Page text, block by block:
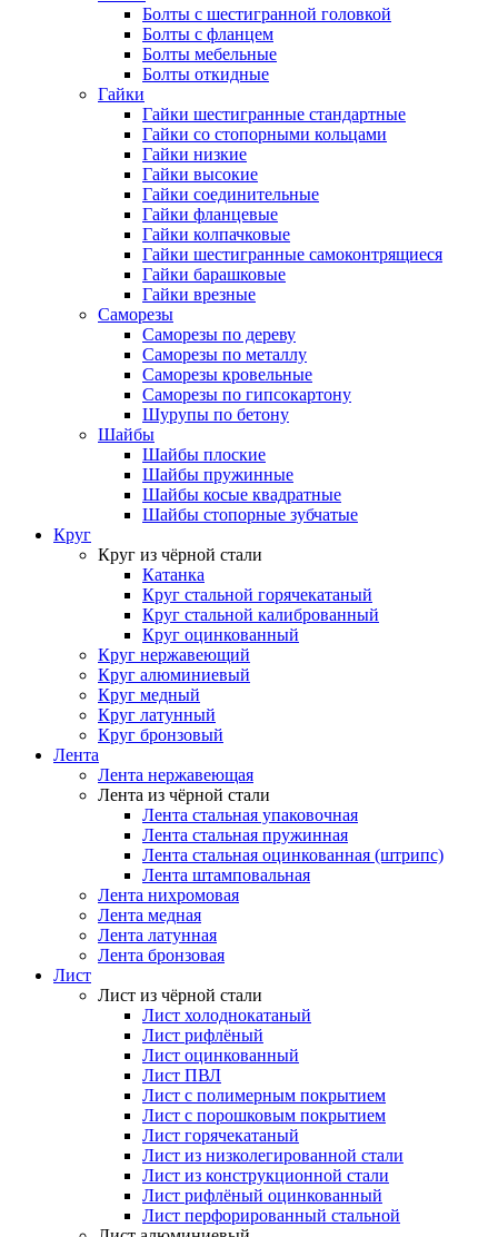
Болты с шестигранной головкой
Болты с фланцем
Болты мебельные
Болты откидные
Гайки
Гайки шестигранные стандартные
Гайки со стопорными кольцами
Гайки низкие
Гайки высокие
Гайки соединительные
Гайки фланцевые
Гайки колпачковые
Гайки шестигранные самоконтрящиеся
Гайки барашковые
Гайки врезные
Саморезы
Саморезы по дереву
Саморезы по металлу
Саморезы кровельные
Саморезы по гипсокартону
Шурупы по бетону
Шайбы
Шайбы плоские
Шайбы пружинные
Шайбы косые квадратные
Шайбы стопорные зубчатые
Круг
Круг из чёрной стали
Катанка
Круг стальной горячекатаный
Круг стальной калиброванный
Круг оцинкованный
Круг нержавеющий
Круг алюминиевый
Круг медный
Круг латунный
Круг бронзовый
Лента
Лента нержавеющая
Лента из чёрной стали
Лента стальная упаковочная
Лента стальная пружинная
Лента стальная оцинкованная (штрипс)
Лента штамповальная
Лента нихромовая
Лента медная
Лента латунная
Лента бронзовая
Лист
Лист из чёрной стали
Лист холоднокатаный
Лист рифлёный
Лист оцинкованный
Лист ПВЛ
Лист с полимерным покрытием
Лист с порошковым покрытием
Лист горячекатаный
Лист из низколегированной стали
Лист из конструкционной стали
Лист рифлёный оцинкованный
Лист перфорированный стальной